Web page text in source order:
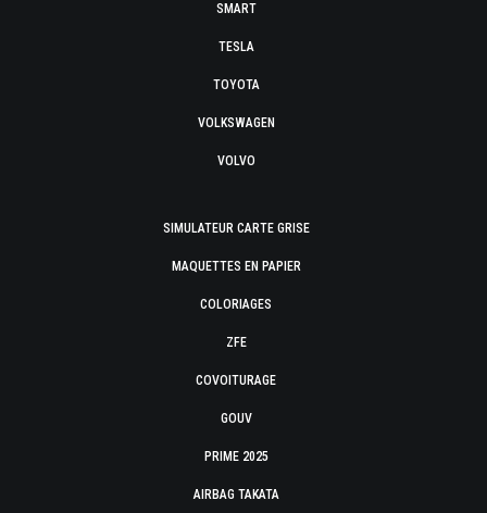
SMART
TESLA
TOYOTA
VOLKSWAGEN
VOLVO
SIMULATEUR CARTE GRISE
MAQUETTES EN PAPIER
COLORIAGES
ZFE
COVOITURAGE
GOUV
PRIME 2025
AIRBAG TAKATA